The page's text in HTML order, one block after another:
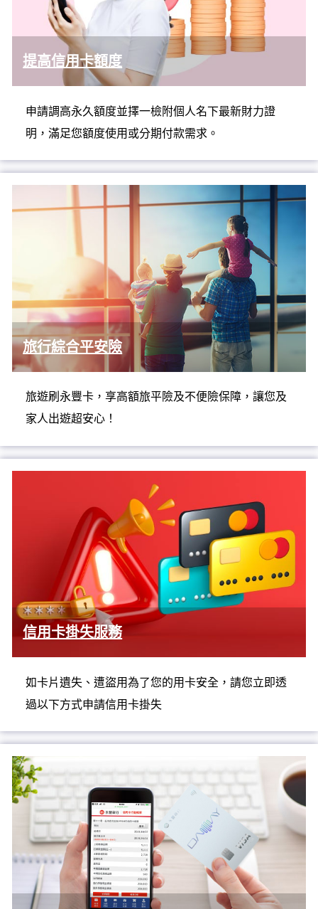
提高信用卡額度
申請調高永久額度並擇一檢附個人名下最新財力證
明，滿足您額度使用或分期付款需求。
旅行綜合平安險
旅遊刷永豐卡，享高額旅平險及不便險保障，讓您及
家人出遊超安心！
信用卡掛失服務
如卡片遺失、遭盜用為了您的用卡安全，請您立即透
過以下方式申請信用卡掛失